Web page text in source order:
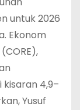
untuk 2026
Ekonom
4,9–
Yusuf